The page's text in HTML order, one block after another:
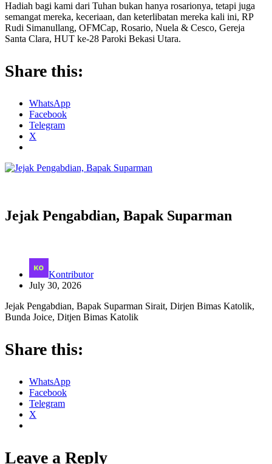
Hadiah bagi kami dari Tuhan bukan hanya rosarionya, tetapi juga
semangat mereka, keceriaan, dan keterlibatan mereka kali ini, RP
Rudi Simanullang, OFMCap, Rosario, Nuela & Cesco, Gereja
Santa Clara, HUT ke-28 Paroki Bekasi Utara.
Share this:
WhatsApp
Facebook
Telegram
X
Jejak Pengabdian, Bapak Suparman
Kontributor
July 30, 2026
Jejak Pengabdian, Bapak Suparman Sirait, Dirjen Bimas Katolik,
Bunda Joice, Ditjen Bimas Katolik
Share this:
WhatsApp
Facebook
Telegram
X
Leave a Reply